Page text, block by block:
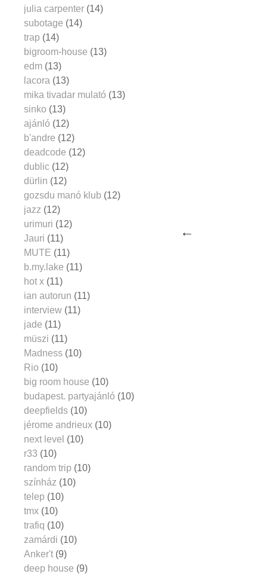
julia carpenter (14)
subotage (14)
trap (14)
bigroom-house (13)
edm (13)
lacora (13)
mika tivadar mulató (13)
sinko (13)
ajánló (12)
b'andre (12)
deadcode (12)
dublic (12)
dürlin (12)
gozsdu manó klub (12)
jazz (12)
urimuri (12)
Jauri (11)
MUTE (11)
b.my.lake (11)
hot x (11)
ian autorun (11)
interview (11)
jade (11)
müszi (11)
Madness (10)
Rio (10)
big room house (10)
budapest. partyajánló (10)
deepfields (10)
jérome andrieux (10)
next level (10)
r33 (10)
random trip (10)
színház (10)
telep (10)
tmx (10)
trafiq (10)
zamárdi (10)
Anker't (9)
deep house (9)